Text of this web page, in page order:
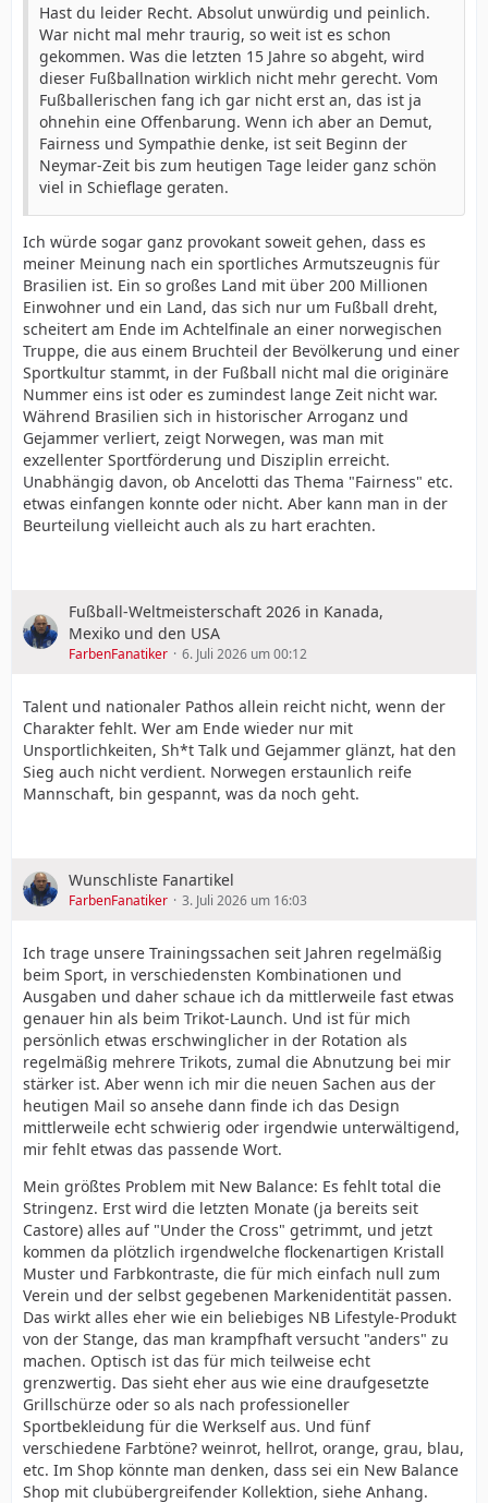
Hast du leider Recht. Absolut unwürdig und peinlich.
War nicht mal mehr traurig, so weit ist es schon
gekommen. Was die letzten 15 Jahre so abgeht, wird
dieser Fußballnation wirklich nicht mehr gerecht. Vom
Fußballerischen fang ich gar nicht erst an, das ist ja
ohnehin eine Offenbarung. Wenn ich aber an Demut,
Fairness und Sympathie denke, ist seit Beginn der
Neymar-Zeit bis zum heutigen Tage leider ganz schön
viel in Schieflage geraten.
Ich würde sogar ganz provokant soweit gehen, dass es
meiner Meinung nach ein sportliches Armutszeugnis für
Brasilien ist. Ein so großes Land mit über 200 Millionen
Einwohner und ein Land, das sich nur um Fußball dreht,
scheitert am Ende im Achtelfinale an einer norwegischen
Truppe, die aus einem Bruchteil der Bevölkerung und einer
Sportkultur stammt, in der Fußball nicht mal die originäre
Nummer eins ist oder es zumindest lange Zeit nicht war.
Während Brasilien sich in historischer Arroganz und
Gejammer verliert, zeigt Norwegen, was man mit
exzellenter Sportförderung und Disziplin erreicht.
Unabhängig davon, ob Ancelotti das Thema "Fairness" etc.
etwas einfangen konnte oder nicht. Aber kann man in der
Beurteilung vielleicht auch als zu hart erachten.
Fußball-Weltmeisterschaft 2026 in Kanada,
Mexiko und den USA
FarbenFanatiker 6. Juli 2026 um 00:12
Talent und nationaler Pathos allein reicht nicht, wenn der
Charakter fehlt. Wer am Ende wieder nur mit
Unsportlichkeiten, Sh*t Talk und Gejammer glänzt, hat den
Sieg auch nicht verdient. Norwegen erstaunlich reife
Mannschaft, bin gespannt, was da noch geht.
Wunschliste Fanartikel
FarbenFanatiker 3. Juli 2026 um 16:03
Ich trage unsere Trainingssachen seit Jahren regelmäßig
beim Sport, in verschiedensten Kombinationen und
Ausgaben und daher schaue ich da mittlerweile fast etwas
genauer hin als beim Trikot-Launch. Und ist für mich
persönlich etwas erschwinglicher in der Rotation als
regelmäßig mehrere Trikots, zumal die Abnutzung bei mir
stärker ist. Aber wenn ich mir die neuen Sachen aus der
heutigen Mail so ansehe dann finde ich das Design
mittlerweile echt schwierig oder irgendwie unterwältigend,
mir fehlt etwas das passende Wort.
Mein größtes Problem mit New Balance: Es fehlt total die
Stringenz. Erst wird die letzten Monate (ja bereits seit
Castore) alles auf "Under the Cross" getrimmt, und jetzt
kommen da plötzlich irgendwelche flockenartigen Kristall
Muster und Farbkontraste, die für mich einfach null zum
Verein und der selbst gegebenen Markenidentität passen.
Das wirkt alles eher wie ein beliebiges NB Lifestyle-Produkt
von der Stange, das man krampfhaft versucht "anders" zu
machen. Optisch ist das für mich teilweise echt
grenzwertig. Das sieht eher aus wie eine draufgesetzte
Grillschürze oder so als nach professioneller
Sportbekleidung für die Werkself aus. Und fünf
verschiedene Farbtöne? weinrot, hellrot, orange, grau, blau,
etc. Im Shop könnte man denken, dass sei ein New Balance
Shop mit clubübergreifender Kollektion, siehe Anhang.